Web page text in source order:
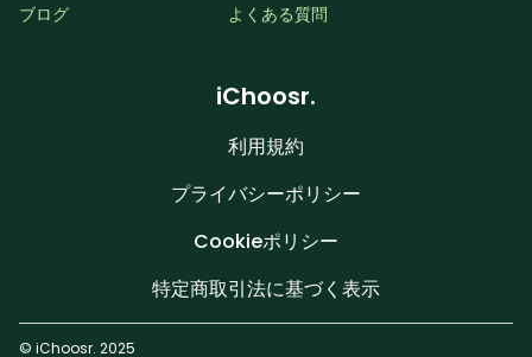
ブログ よくある質問
iChoosr.
利用規約
プライバシーポリシー
Cookieポリシー
特定商取引法に基づく表示
© iChoosr. 2025